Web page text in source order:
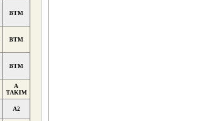
BTM
BTM
BTM
A
TAKIM
A2